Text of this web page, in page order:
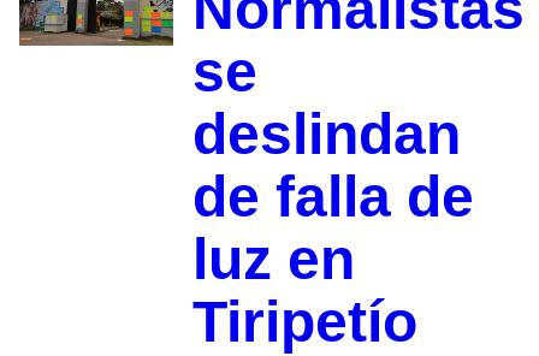
se
deslindan
de falla de
luz en
Tiripetío